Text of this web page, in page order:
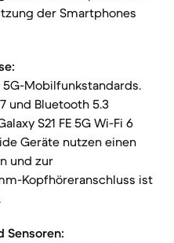
der Smartphones
Mobilfunkstandards.
und Bluetooth 5.3
S21 FE 5G Wi-Fi 6
Geräte nutzen einen
und zur
Kopfhöreranschluss ist
Sensoren: